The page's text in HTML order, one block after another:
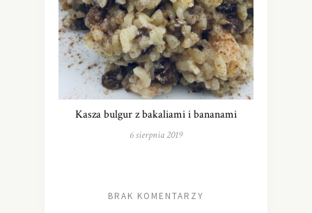
Kasza bulgur z bakaliami i bananami
6 sierpnia 2019
BRAK KOMENTARZY